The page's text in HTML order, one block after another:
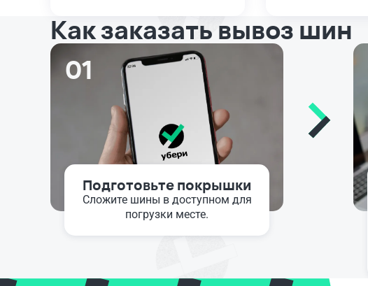
Как заказать вывоз шин
01
Подготовьте покрышки
Сложите шины в доступном для
погрузки месте.